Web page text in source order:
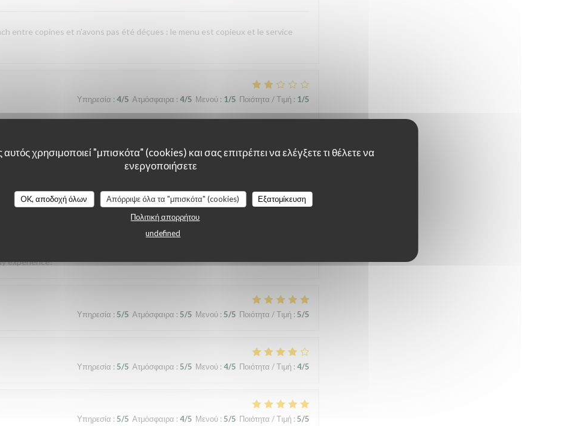
χρησιμοποιεί "μπισκότα" (cookies) και σας επιτρέπει να ελέγξετε τι θέλετε να
ενεργοποιήσετε
OK, αποδοχή όλων Απόρριψε όλα τα "μπισκότα" (cookies)
Εξατομίκευση
Πολιτική απορρήτου
undefined
entre copines et n'avons pas été déçues : le menu est copieux et le service
Υπηρεσία : 4/5 Ατμόσφαιρα : 4/5 Μενού: 1/5 Ποιότητα / Τιμή: 1/5
indigestion qui a nécessité un lavement. C’est sûrement dû à la viande et
si elle avait pris un coup de chaud. Je ne recommande pas ce restaurant,
Ατμόσφαιρα:5/5 Μενού
experience!
Υπηρεσία : 5/5 Ατμόσφαιρα : 5/5 Μενού: 5/5 Ποιότητα / Τιμή: 5/5
Υπηρεσία : 5/5 Ατμόσφαιρα : 5/5 Μενού: 4/5 Ποιότητα / Τιμή: 4/5
Υπηρεσία : 5/5 Ατμόσφαιρα : 4/5 Μενού: 5/5 Ποιότητα / Τιμή: 5/5